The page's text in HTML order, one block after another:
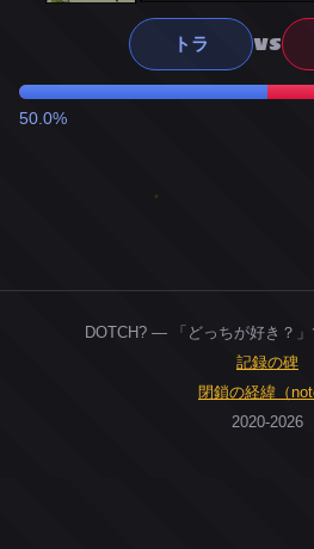
トラ VS
50.0%
DOTCH? — 「どっちが好き？
記録の碑
閉鎖の経緯（
2020-2026